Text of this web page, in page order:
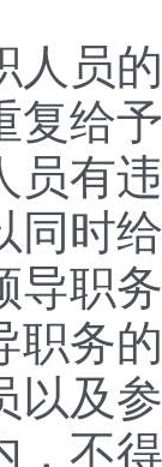
员
复给
有
同时
职
职务
及
，不